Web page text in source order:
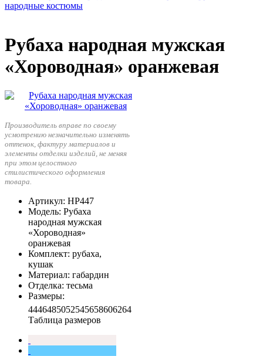
народные костюмы
Рубаха народная мужская
«Хороводная» оранжевая
Производитель вправе по своему
усмотрению незначительно изменять
оттенок, фактуру материалов и
элементы отделки изделий, не меняя
при этом целостного
стилистического оформления
товара.
Артикул: НР447
Модель: Рубаха
народная мужская
«Хороводная»
оранжевая
Комплект: рубаха,
кушак
Материал: габардин
Отделка: тесьма
Размеры:
4446485052545658606264
Таблица размеров